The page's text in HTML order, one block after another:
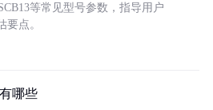
等常见型号参数，指导用户
要点。
哪些